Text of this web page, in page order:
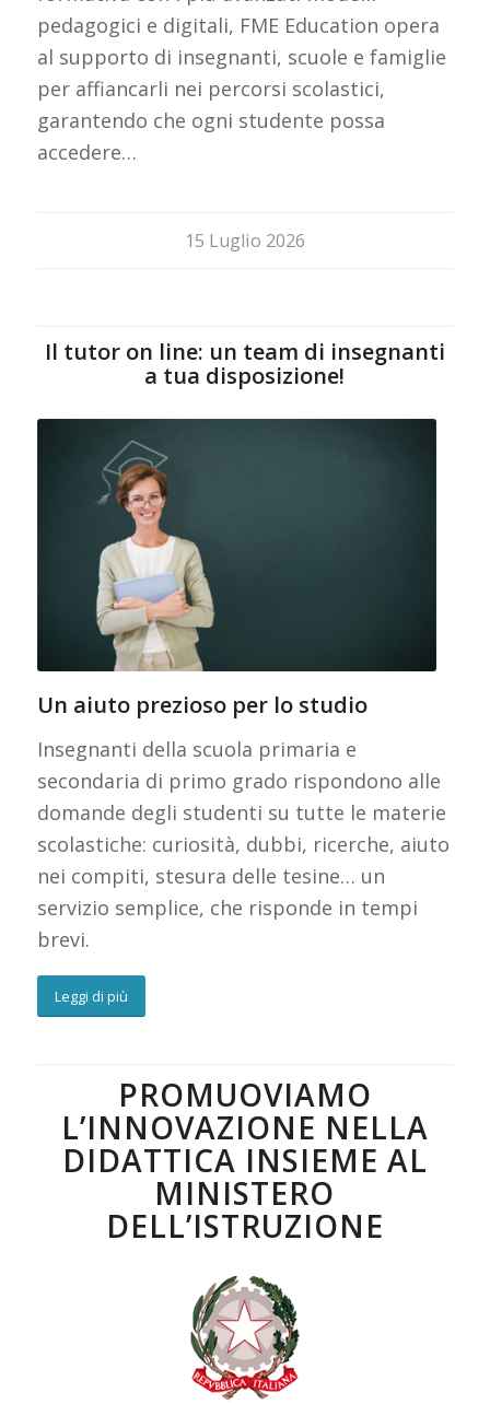
pedagogici e digitali, FME Education opera
al supporto di insegnanti, scuole e famiglie
per affiancarli nei percorsi scolastici,
garantendo che ogni studente possa
accedere…
15 Luglio 2026
Il tutor on line: un team di insegnanti
a tua disposizione!
Un aiuto prezioso per lo studio
Insegnanti della scuola primaria e
secondaria di primo grado rispondono alle
domande degli studenti su tutte le materie
scolastiche: curiosità, dubbi, ricerche, aiuto
nei compiti, stesura delle tesine… un
servizio semplice, che risponde in tempi
brevi.
Leggi di più
PROMUOVIAMO
L’INNOVAZIONE NELLA
DIDATTICA INSIEME AL
MINISTERO
DELL’ISTRUZIONE